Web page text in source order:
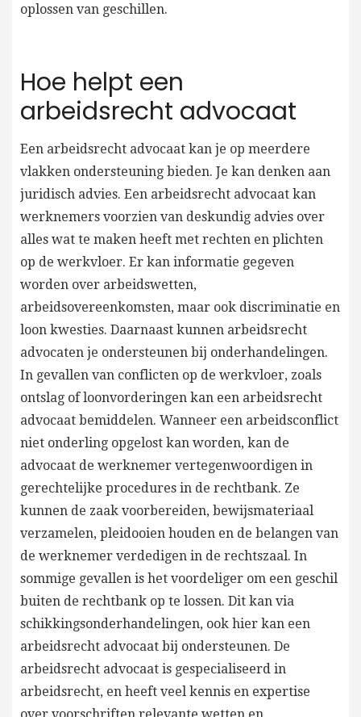
oplossen van geschillen.
Hoe helpt een
arbeidsrecht advocaat
Een arbeidsrecht advocaat kan je op meerdere
vlakken ondersteuning bieden. Je kan denken aan
juridisch advies. Een arbeidsrecht advocaat kan
werknemers voorzien van deskundig advies over
alles wat te maken heeft met rechten en plichten
op de werkvloer. Er kan informatie gegeven
worden over arbeidswetten,
arbeidsovereenkomsten, maar ook discriminatie en
loon kwesties. Daarnaast kunnen arbeidsrecht
advocaten je ondersteunen bij onderhandelingen.
In gevallen van conflicten op de werkvloer, zoals
ontslag of loonvorderingen kan een arbeidsrecht
advocaat bemiddelen. Wanneer een arbeidsconflict
niet onderling opgelost kan worden, kan de
advocaat de werknemer vertegenwoordigen in
gerechtelijke procedures in de rechtbank. Ze
kunnen de zaak voorbereiden, bewijsmateriaal
verzamelen, pleidooien houden en de belangen van
de werknemer verdedigen in de rechtszaal. In
sommige gevallen is het voordeliger om een geschil
buiten de rechtbank op te lossen. Dit kan via
schikkingsonderhandelingen, ook hier kan een
arbeidsrecht advocaat bij ondersteunen. De
arbeidsrecht advocaat is gespecialiseerd in
arbeidsrecht, en heeft veel kennis en expertise